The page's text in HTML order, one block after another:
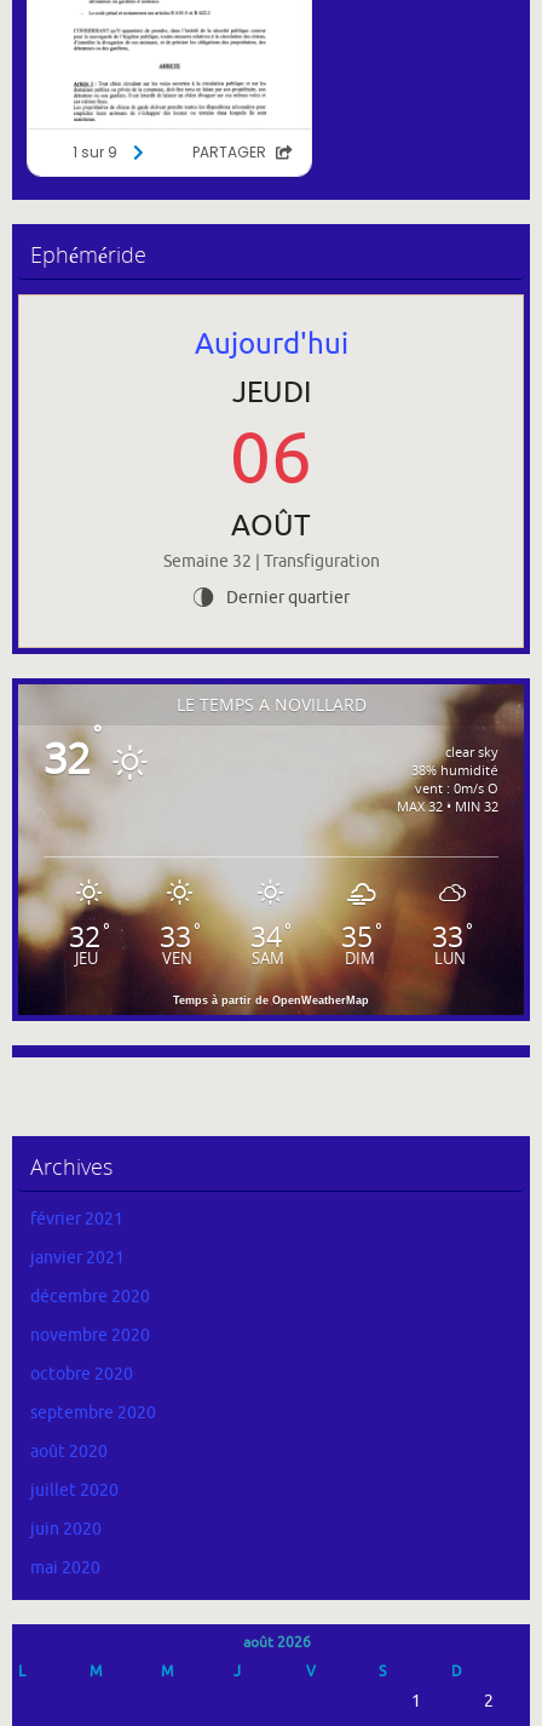
Ephéméride
Aujourd'hui
JEUDI
06
AOÛT
Semaine 32 | Transfiguration
U Dernier quartier
LE TEMPS À NOVILLARD
32°
clear sky
38% humidité
vent : 0m/s O
MAX 32 • MIN 32
32°
JEU
33°
VEN
34°
SAM
35°
DIM
33°
LUN
Temps à partir de OpenWeatherMap
Archives
février 2021
janvier 2021
décembre 2020
novembre 2020
octobre 2020
septembre 2020
août 2020
juillet 2020
juin 2020
mai 2020
août 2026
L
M M J V S D
1
2